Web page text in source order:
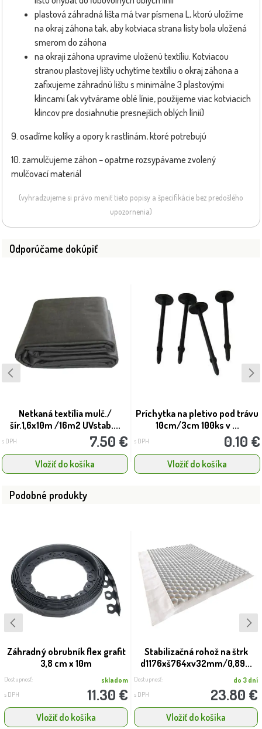
plastová záhradná lišta má tvar písmena L, ktorú uložíme
na okraj záhona tak, aby kotviaca strana listy bola uložená
smerom do záhona
na okraji záhona upravíme uloženú textíliu. Kotviacou
stranou plastovej lišty uchytíme textíliu o okraj záhona a
zafixujeme záhradnú lištu s minimálne 3 plastovými
klincami (ak vytvárame oblé línie, použijeme viac kotviacich
klincov pre dosiahnutie presnejších oblých línií)
9. osadíme kolíky a opory k rastlinám, ktoré potrebujú
10. zamulčujeme záhon – opatrne rozsypávame zvolený
mulčovací materiál
(vyhradzujeme si právo meniť tieto popisy a špecifikácie bez predošlého
upozornenia)
Odporúčame dokúpiť
Netkaná textília mulč./
šír.1,6x10m /16m2 UVstab....
s DPH 7.50 €
Vložiť do košíka
Príchytka na pletivo pod trávu
10cm/3cm 100ks v ...
s DPH 0.10 €
Vložiť do košíka
Podobné produkty
Záhradný obrubník flex grafit
3,8 cm x 10m
Dostupnosť: skladom
s DPH 11.30 €
Vložiť do košíka
Stabilizačná rohož na štrk
d1176xš764xv32mm/0,89...
Dostupnosť: do 3 dní
s DPH 23.80 €
Vložiť do košíka